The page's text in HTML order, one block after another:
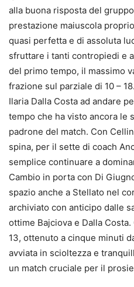
alla buona risposta del
prestazione maiuscola
quasi perfetta e di assoluta
sfruttare i tanti contropiedi e
del primo tempo, il massimo
frazione sul parziale di 10 –
Ilaria Dalla Costa ad andare
tempo che ha visto ancora le
padrone del match. Con
spina, per il sette di coach
semplice continuare a
Cambio in porta con Di
spazio anche a Stellato nel
archiviato con anticipo dalle
ottime Bajciova e Dalla
13, ottenuto a cinque minuti
avviata in scioltezza e
un match cruciale per il